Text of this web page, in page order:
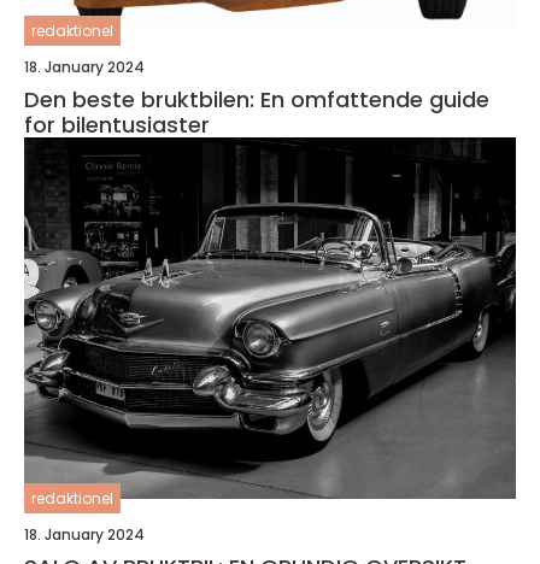
redaktionel
18. January 2024
Den beste bruktbilen: En omfattende guide
for bilentusiaster
redaktionel
18. January 2024